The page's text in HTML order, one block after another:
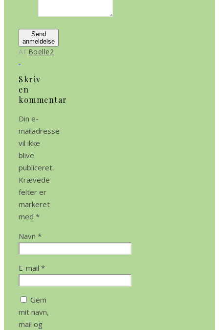
Send
anmeldelse
Af Boelle2
Skriv
en
kommentar
Din e-
mailadresse
vil ikke
blive
publiceret.
Krævede
felter er
markeret
med *
Navn *
E-mail *
Gem
mit navn,
mail og